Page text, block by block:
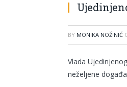
BY MONIKA NOŽINIĆ
Vlada
neželjene